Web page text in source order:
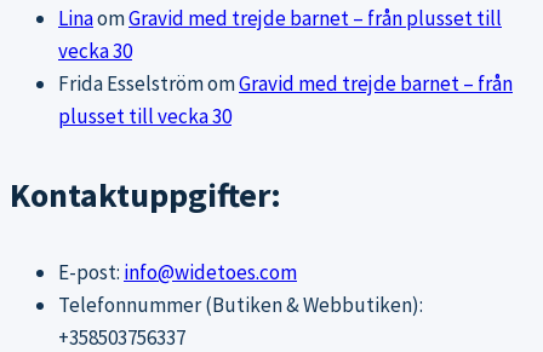
LinaomGravid med trejde barnet – från plusset till
vecka 30
Frida EsselströmomGravid med trejde barnet – från
plusset till vecka 30
Kontaktuppgifter:
E-post: info@widetoes.com
Telefonnummer (Butiken & Webbutiken):
+358503756337